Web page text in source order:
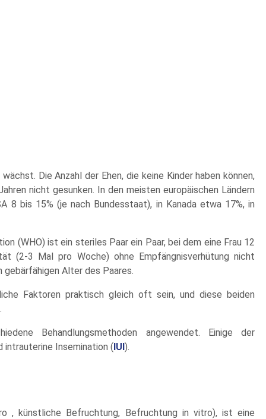
Die Anzahl der Ehen, die keine Kinder haben können,
nicht gesunken. In den meisten europäischen Ländern
8 bis 15% (je nach Bundesstaat), in Kanada etwa 17%, in
(WHO) ist ein steriles Paar ein Paar, bei dem eine Frau 12
(2-3 Mal pro Woche) ohne Empfängnisverhütung nicht
gebärfähigen Alter des Paares.
Faktoren praktisch gleich oft sein, und diese beiden
Behandlungsmethoden angewendet. Einige der
intrauterine Insemination (IUI).
, künstliche Befruchtung, Befruchtung in vitro), ist eine